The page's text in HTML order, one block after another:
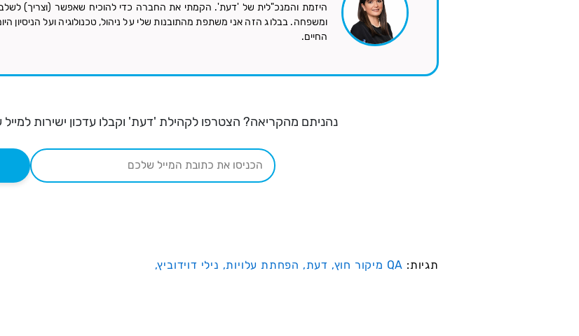
היזמת והמנכ"לית של 'דעת'. הקמתי את החברה כדי להוכיח שאפשר (וצריך) לשלב
ומשפחה. בבלוג הזה אני משתפת מהתובנות שלי על ניהול, טכנולוגיה ועל הניסיון
החיים.
נהניתם מהקריאה? הצטרפו לקהילת 'דעת' וקבלו עדכון ישירות
תגיות: QA מיקור חוץ, דעת, הפחתת עלויות, נילי דוידוביץ,